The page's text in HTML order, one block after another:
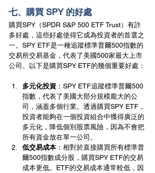
七、購買 SPY 的好處
購買SPY（SPDR S&P 500 ETF Trust）有許
多好處，這些好處使得它成為投資者的首選之
一。SPY ETF是一種追蹤標準普爾500指數的
交易所交易基金，代表了美國500家最大上市
公司。以下是購買SPY ETF的幾個重要好處：
多元化投資 ：SPY ETF追蹤標準普爾500
指數，代表了美國大部分規模龐大的公
司，涵蓋多個行業。透過購買SPY ETF，
投資者能夠在一個投資組合中獲得廣泛的
多元化，降低個別股票風險，因為不會把
所有資金放在單一公司。
低交易成本：相對於直接購買所有標準普
爾500指數成分股，購買SPY ETF的交易
成本更低。ETF的交易成本通常較低，因